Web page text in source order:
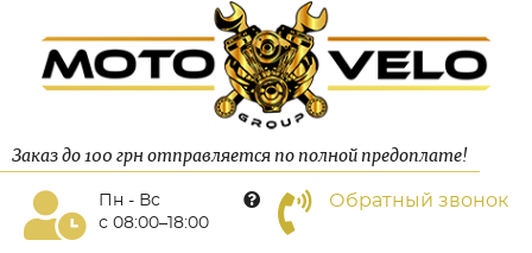
Заказ до 100 грн отправляется по полной предоплате!
Пн - Вс
с 08:00–18:00
Обратный звонок